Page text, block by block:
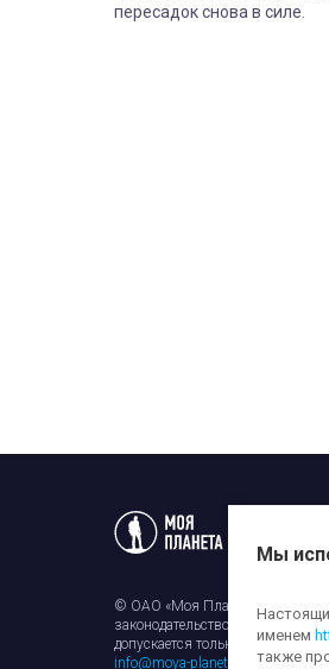
пересадок снова в силе.
© ОАО «Моя Планета». Все
законодательством об
допускается только с
info@moya-planeta.ru
Мы
именем
также